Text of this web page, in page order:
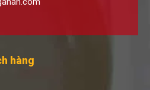
hàng